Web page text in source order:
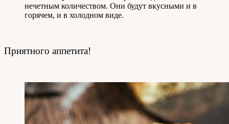
нечетным количеством. Они будут вкусными и в
горячем, и в холодном виде.
Приятного аппетита!